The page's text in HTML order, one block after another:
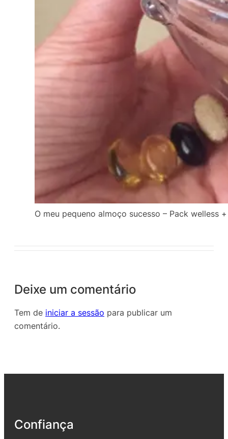
O meu pequeno almoço sucesso – Pack welless
Deixe um comentário
Tem de iniciar a sessão para publicar um
comentário.
Confiança